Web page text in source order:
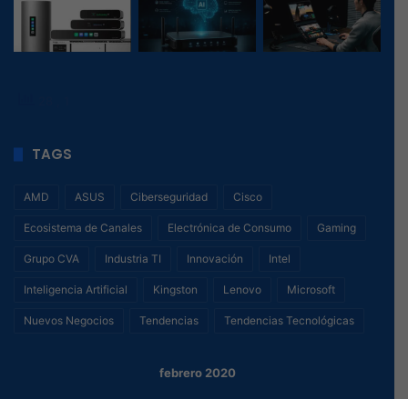
TAGS
AMD ASUS Ciberseguridad Cisco
Ecosistema de Canales Electrónica de Consumo Gaming
Grupo CVA Industria TI Innovación Intel
Inteligencia Artificial Kingston Lenovo Microsoft
Nuevos Negocios Tendencias Tendencias Tecnológicas
febrero 2020